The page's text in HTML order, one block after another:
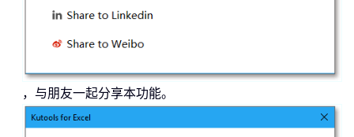
，与朋友一起分享本功能。